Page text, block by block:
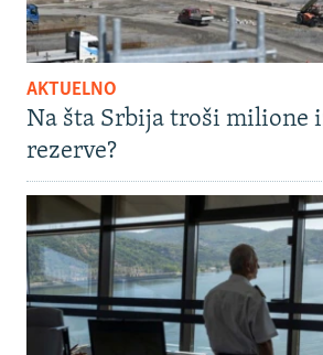
AKTUELNO
Na šta Srbija troši milione
rezerve?